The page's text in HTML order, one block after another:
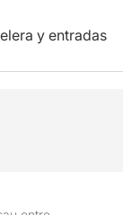
y entradas